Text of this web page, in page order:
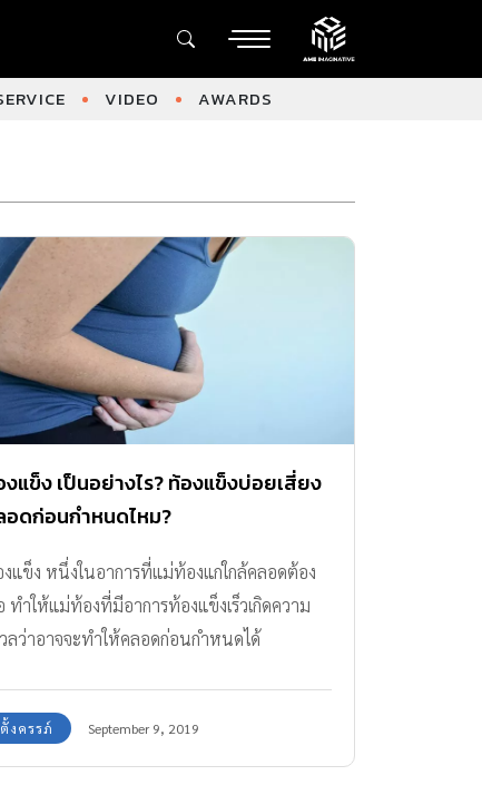
VIDEO AWARDS
งแข็ง เป็นอย่างไร? ท้องแข็งบ่อยเสี่ยง
อดก่อนกำหนดไหม?
แข็ง หนึ่งในอาการที่แม่ท้องแก่ใกล้คลอดต้อง
ทำให้แม่ท้องที่มีอาการท้องแข็งเร็วเกิดความ
ลว่าอาจจะทำให้คลอดก่อนกำหนดได้
ตั้งครรภ์ September 9, 2019